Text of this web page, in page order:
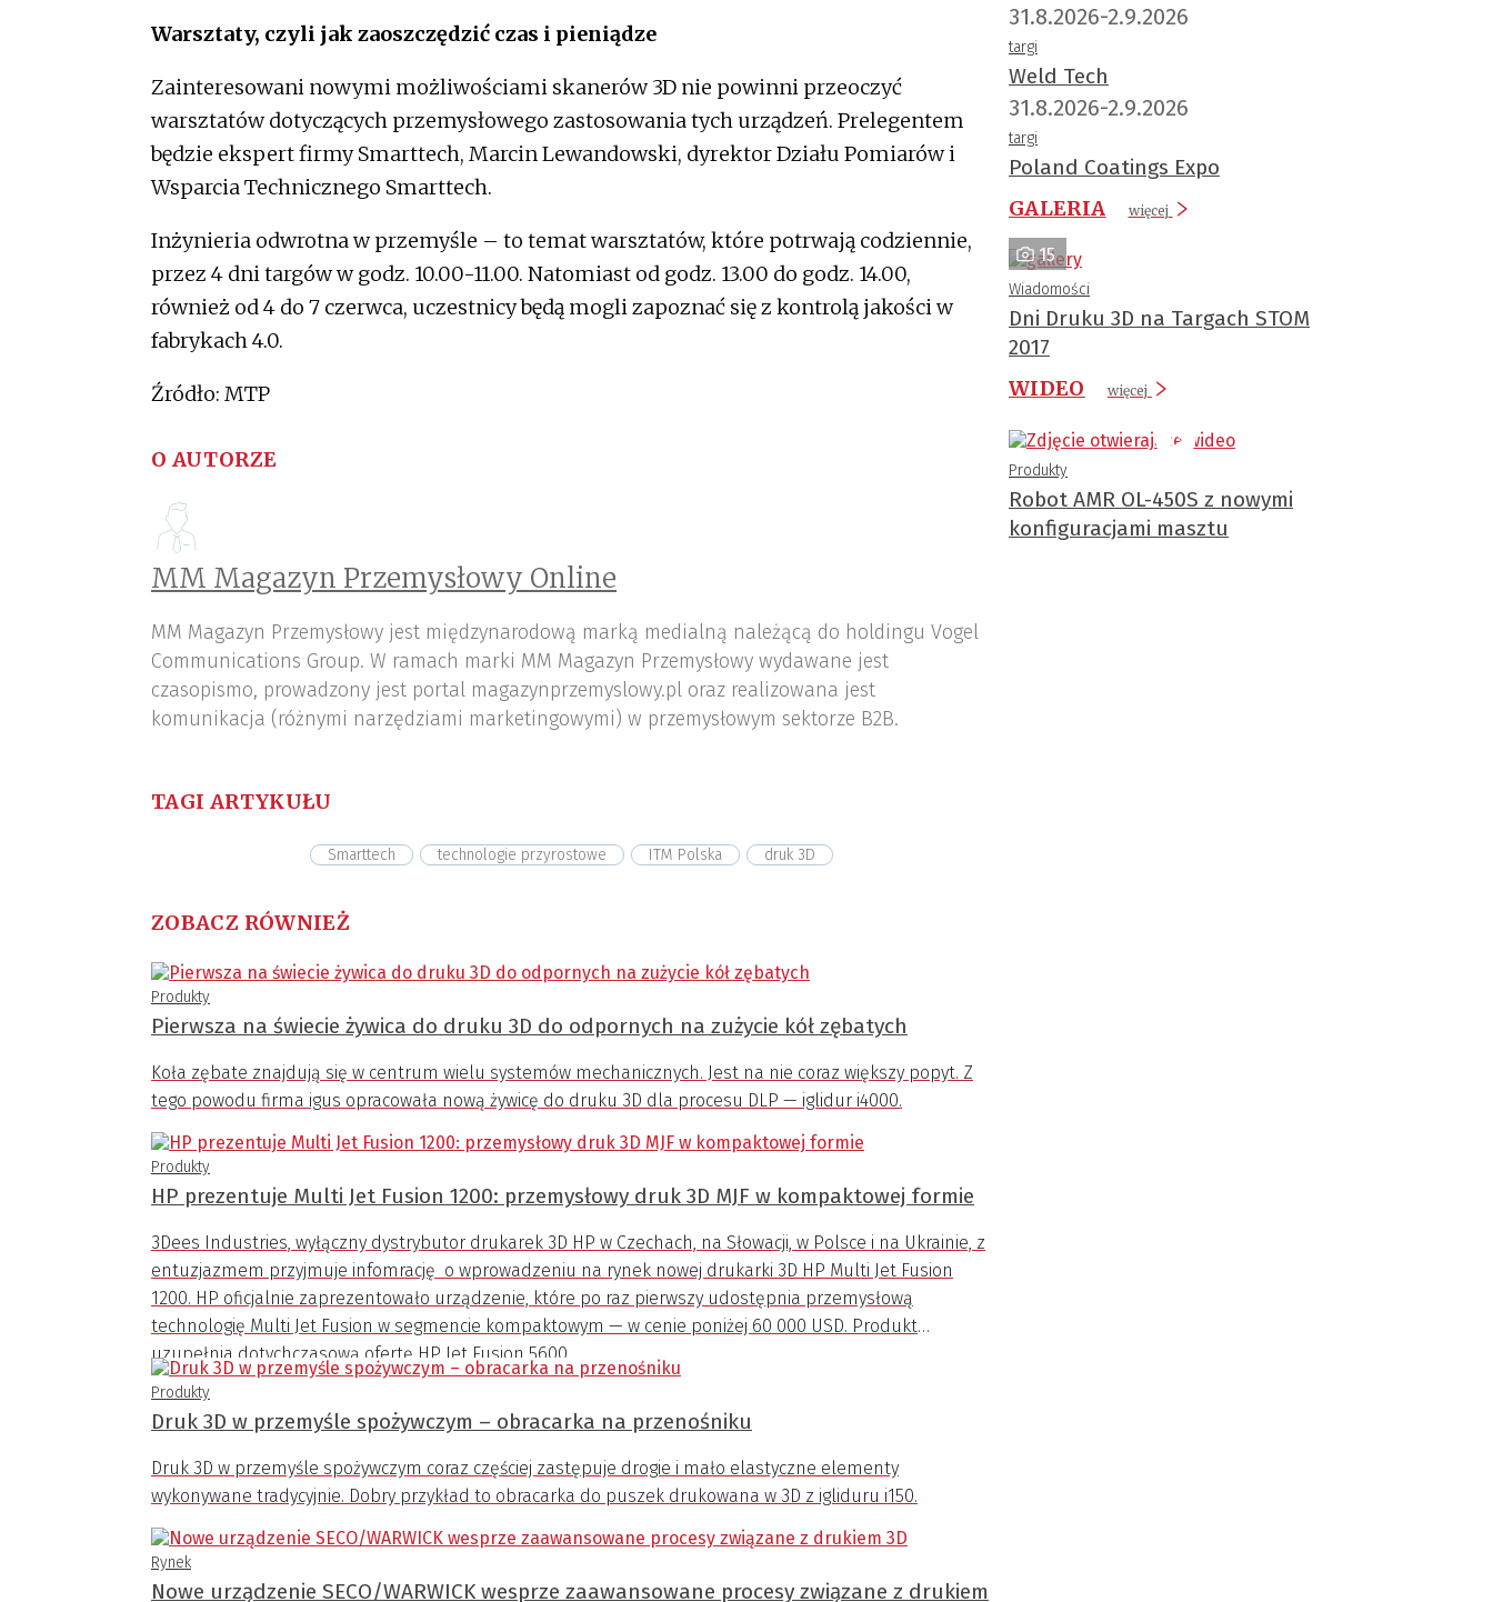
Warsztaty, czyli jak zaoszczędzić czas i pieniądze
Zainteresowani nowymi możliwościami skanerów 3D nie powinni przeoczyć
warsztatów dotyczących przemysłowego zastosowania tych urządzeń. Prelegentem
będzie ekspert firmy Smarttech, Marcin Lewandowski, dyrektor Działu Pomiarów i
Wsparcia Technicznego Smarttech.
Inżynieria odwrotna w przemyśle – to temat warsztatów, które potrwają codziennie,
przez 4 dni targów w godz. 10.00-11.00. Natomiast od godz. 13.00 do godz. 14.00,
również od 4 do 7 czerwca, uczestnicy będą mogli zapoznać się z kontrolą jakości w
fabrykach 4.0.
Źródło: MTP
O AUTORZE
MM Magazyn Przemysłowy Online
MM Magazyn Przemysłowy jest międzynarodową marką medialną należącą do holdingu Vogel
Communications Group. W ramach marki MM Magazyn Przemysłowy wydawane jest
czasopismo, prowadzony jest portal magazynprzemyslowy.pl oraz realizowana jest
komunikacja (różnymi narzędziami marketingowymi) w przemysłowym sektorze B2B.
TAGI ARTYKUŁU
Smarttech technologie przyrostowe ITM Polska druk 3D
ZOBACZ RÓWNIEŻ
Produkty
Pierwsza na świecie żywica do druku 3D do odpornych na zużycie kół zębatych
Koła zębate znajdują się w centrum wielu systemów mechanicznych. Jest na nie coraz większy popyt. Z
tego powodu firma igus opracowała nową żywicę do druku 3D dla procesu DLP — iglidur i4000.
Produkty
HP prezentuje Multi Jet Fusion 1200: przemysłowy druk 3D MJF w kompaktowej formie
3Dees Industries, wyłączny dystrybutor drukarek 3D HP w Czechach, na Słowacji, w Polsce i na Ukrainie, z
entuzjazmem przyjmuje infomrację o wprowadzeniu na rynek nowej drukarki 3D HP Multi Jet Fusion
1200. HP oficjalnie zaprezentowało urządzenie, które po raz pierwszy udostępnia przemysłową
technologię Multi Jet Fusion w segmencie kompaktowym — w cenie poniżej 60 000 USD. Produkt
uzupełnia dotychczasową ofertę HP Jet Fusion 5600.
Produkty
Druk 3D w przemyśle spożywczym – obracarka na przenośniku
Druk 3D w przemyśle spożywczym coraz częściej zastępuje drogie i mało elastyczne elementy
wykonywane tradycyjnie. Dobry przykład to obracarka do puszek drukowana w 3D z igliduru i150.
Rynek
Nowe urządzenie SECO/WARWICK wesprze zaawansowane procesy związane z drukiem
31.8.2026-2.9.2026
targi
Weld Tech
31.8.2026-2.9.2026
targi
Poland Coatings Expo
GALERIA
więcej
15
Wiadomości
Dni Druku 3D na Targach STOM
2017
WIDEO
więcej
Produkty
Robot AMR OL-450S z nowymi
konfiguracjami masztu